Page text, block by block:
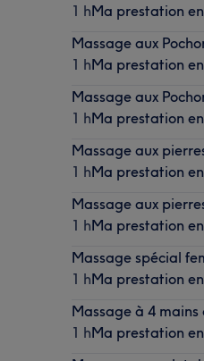
1 hMa prestation
Massage aux
1 hMa prestation
Massage aux
1 hMa prestation
Massage aux
1 hMa prestation
Massage aux
1 hMa prestation
Massage spécial
1 hMa prestation
Massage à 4
1 hMa prestation